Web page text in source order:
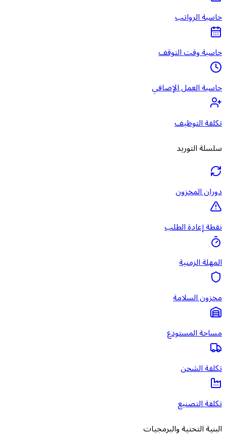
حاسبة الرواتب
حاسبة وقت التوقف
حاسبة العمل الإضافي
تكلفة التوظيف
سلسلة التوريد
دوران المخزون
نقطة إعادة الطلب
المهلة الزمنية
مخزون السلامة
مساحة المستودع
تكلفة الشحن
تكلفة التصنيع
البنية التحتية والبرمجيات